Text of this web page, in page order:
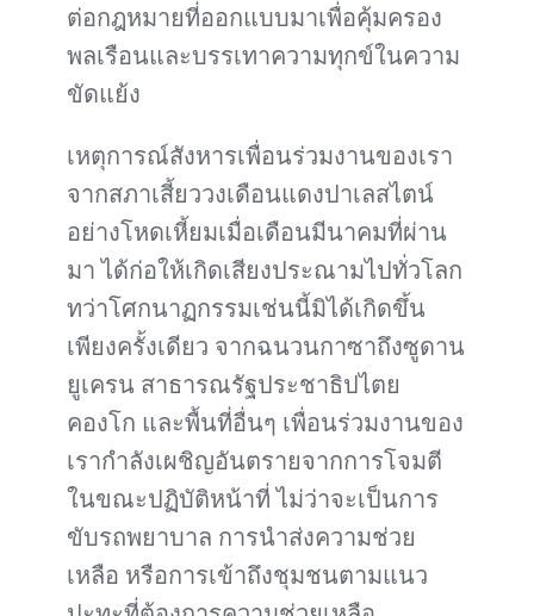
ต่อกฎหมายที่ออกแบบมาเพื่อคุ้มครอง
พลเรือนและบรรเทาความทุกข์ในความ
ขัดแย้ง
เหตุการณ์สังหารเพื่อนร่วมงานของเรา
จากสภาเสี้ยววงเดือนแดงปาเลสไตน์
อย่างโหดเหี้ยมเมื่อเดือนมีนาคมที่ผ่าน
มา ได้ก่อให้เกิดเสียงประณามไปทั่วโลก
ทว่าโศกนาฏกรรมเช่นนี้มิได้เกิดขึ้น
เพียงครั้งเดียว จากฉนวนกาซาถึงซูดาน
ยูเครน สาธารณรัฐประชาธิปไตย
คองโก และพื้นที่อื่นๆ เพื่อนร่วมงานของ
เรากำลังเผชิญอันตรายจากการโจมตี
ในขณะปฏิบัติหน้าที่ ไม่ว่าจะเป็นการ
ขับรถพยาบาล การนำส่งความช่วย
เหลือ หรือการเข้าถึงชุมชนตามแนว